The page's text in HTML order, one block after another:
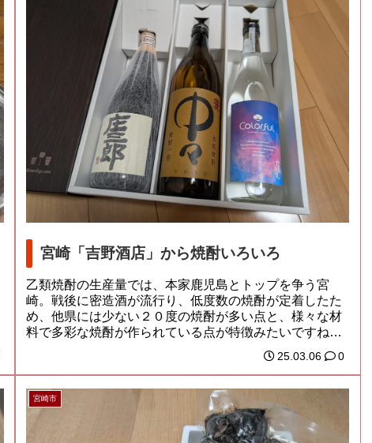
宮崎「吉野酒店」から焼酎いろいろ
乙類焼酎の生産量では、本家鹿児島とトップを争う宮
崎。戦後に密造酒が流行り、低度数の焼酎が定着したた
め、他県には少ない２０度の焼酎が多い点と、様々な材
料で多彩な焼酎が作られている点が特徴みたいですね。
25.03.06 0
宮崎市